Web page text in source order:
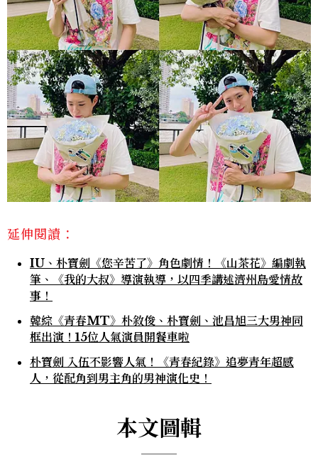
延伸閱讀：
IU、朴寶劍《您辛苦了》角色劇情！《山茶花》編劇執
筆、《我的大叔》導演執導，以四季講述濟州島愛情故
事！
韓綜《青春MT》朴敘俊、朴寶劍、池昌旭三大男神同
框出演！15位人氣演員開餐車啦
朴寶劍 入伍不影響人氣！《青春紀錄》追夢青年超感
人，從配角到男主角的男神演化史！
本文圖輯